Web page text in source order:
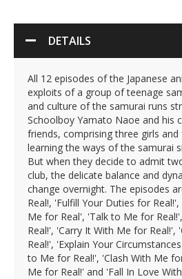
DETAILS
All 12 episodes of the Japanese
exploits of a group of teenage
and culture of the samurai runs
Schoolboy Yamato Naoe and his
friends, comprising three girls
learning the ways of the samurai
But when they decide to admit
club, the delicate balance and
change overnight. The episodes
Real!, 'Fulfill Your Duties for
Me for Real', 'Talk to Me for
Real!', 'Carry It With Me for
Real!', 'Explain Your
to Me for Real!', 'Clash With Me
Me for Real!' and 'Fall In Love